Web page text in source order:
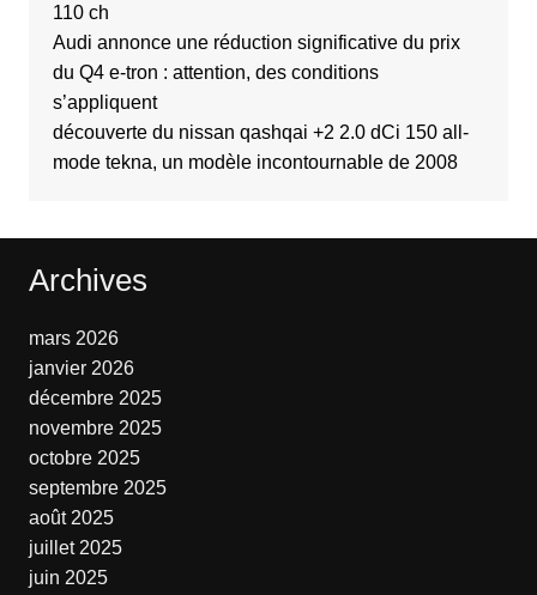
110 ch
Audi annonce une réduction significative du prix
du Q4 e-tron : attention, des conditions
s’appliquent
découverte du nissan qashqai +2 2.0 dCi 150 all-
mode tekna, un modèle incontournable de 2008
Archives
mars 2026
janvier 2026
décembre 2025
novembre 2025
octobre 2025
septembre 2025
août 2025
juillet 2025
juin 2025